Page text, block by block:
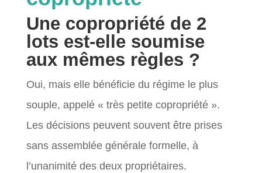
Une copropriété de 2
lots est-elle soumise
aux mêmes règles ?
Oui, mais elle bénéficie du régime le plus
souple, appelé « très petite copropriété ».
Les décisions peuvent souvent être prises
sans assemblée générale formelle, à
l’unanimité des deux propriétaires.